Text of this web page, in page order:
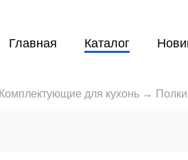
Главная Каталог
Комплектующие для кухонь →